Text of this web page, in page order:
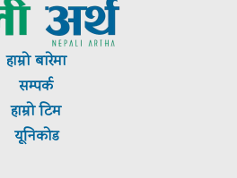
हाम्रो बारेमा
सम्पर्क
हाम्रो टिम
यूनिकोड